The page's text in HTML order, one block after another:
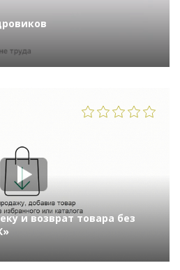
и возврат товара без